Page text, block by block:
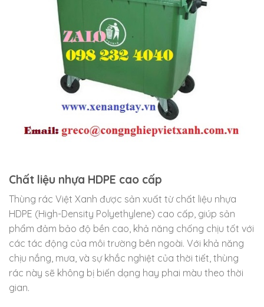
Chất liệu nhựa HDPE cao cấp
Thùng rác Việt Xanh được sản xuất từ chất liệu nhựa
HDPE (High-Density Polyethylene) cao cấp, giúp sản
phẩm đảm bảo độ bền cao, khả năng chống chịu tốt với
các tác động của môi trường bên ngoài. Với khả năng
chịu nắng, mưa, và sự khắc nghiệt của thời tiết, thùng
rác này sẽ không bị biến dạng hay phai màu theo thời
gian.